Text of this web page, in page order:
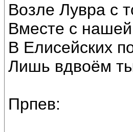
Возле Лувра с
Вместе с
В Елисейских
Лишь вдвоём
Прпев: